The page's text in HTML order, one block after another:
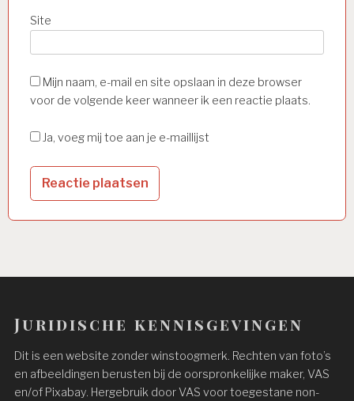
Site
Mijn naam, e-mail en site opslaan in deze browser
voor de volgende keer wanneer ik een reactie plaats.
Ja, voeg mij toe aan je e-maillijst
Juridische kennisgevingen
Dit is een website zonder winstoogmerk. Rechten van foto’s
en afbeeldingen berusten bij de oorspronkelijke maker, VAS
en/of Pixabay. Hergebruik door VAS voor toegestane non-